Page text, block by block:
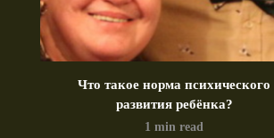
Что такое норма психического
развития ребёнка?
1 min read